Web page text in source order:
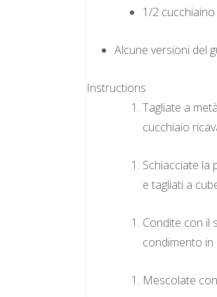
1/2
Alcune versioni del
Instructions
Tagliate a
cucchiaio
Schiacciate la
e tagliati a
Condite con il
condimento
Mescolate